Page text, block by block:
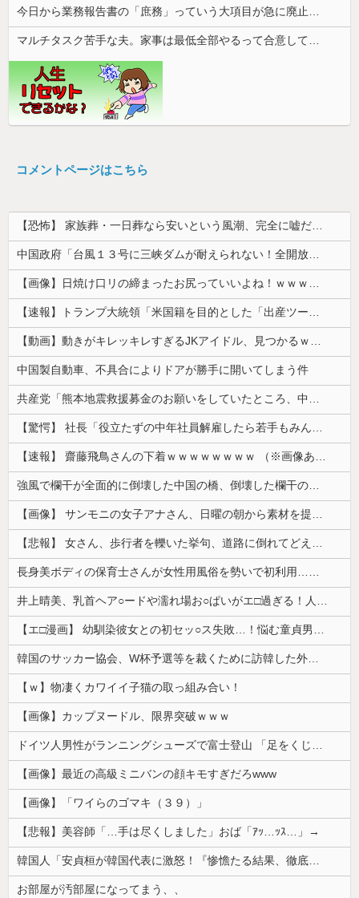
コメントページはこちら
【恐怖】 家族葬・一日葬なら安いという風潮、完全に嘘だった・・・・
中国政府「台風１３号に三峡ダムが耐えられない！全開放流しろ！」⇒ 下流域の街が壊滅状態ｗｗｗｗｗ
【画像】日焼け口リの締まったお尻っていいよね！ｗｗｗｗｗ
【速報】トランプ大統領「米国籍を目的とした「出産ツーリズム」を禁止する！中国人が子供の国籍目的に出産しに来るのはおかしい！」ｗｗｗｗｗｗｗｗｗｗ...
【動画】動きがキレッキレすぎるJKアイドル、見つかるｗｗｗｗ
中国製自動車、不具合によりドアが勝手に開いてしまう件
共産党「熊本地震救援募金のお願いをしていたところ、中指を立てられました。中指がメガネに当たり、危うく怪我をするところでした」
【驚愕】 社長「役立たずの中年社員解雇したら若手もみんな辞めてしまった…」
【速報】 齋藤飛鳥さんの下着ｗｗｗｗｗｗｗｗ （※画像あり）
強風で欄干が全面的に倒壊した中国の橋、倒壊した欄干の破片を調べると凄まじい事実が発覚して……
【画像】 サンモニの女子アナさん、日曜の朝から素材を提供してしまう
【悲報】 女さん、歩行者を轢いた挙句、道路に倒れてどえらいことになってしまうw w w w w w w
長身美ボディの保育士さんが女性用風俗を勢いで初利用…子供に絶対見せられないメスの顔でイキまくり。
井上晴美、乳首ヘア○ードや濡れ場お○ぱいがエ□過ぎる！人生最後のラスト写真集、最高！！
【エ□漫画】 幼馴染彼女との初セッ○ス失敗…！悩む童貞男子にクラスメイトのギャルJKが優しく近づきオチ○ポよしよしされちゃう…！
韓国のサッカー協会、W杯予選等を裁くために訪韓した外国人審判を「性接待」していた……大して強くもないチームが潤沢な予算を持ってりゃそうなるわな
【ｗ】物凄くカワイイ子猫の取っ組み合い！
【画像】カップヌードル、限界突破ｗｗｗ
ドイツ人男性がランニングシューズで富士登山 「足をくじいて動けない」
【画像】最近の高級ミニバンの顔キモすぎだろwww
【画像】「ワイらのゴマキ（３９）」
【悲報】美容師「…手は尽くしました」おば「ｱｯ…ｯｽ…」→
韓国人「安貞桓が韓国代表に激怒！『惨憺たる結果、徹底的な刷新が必要だ』と監督や協会を痛烈批判」
お部屋が汚部屋になってまう、、